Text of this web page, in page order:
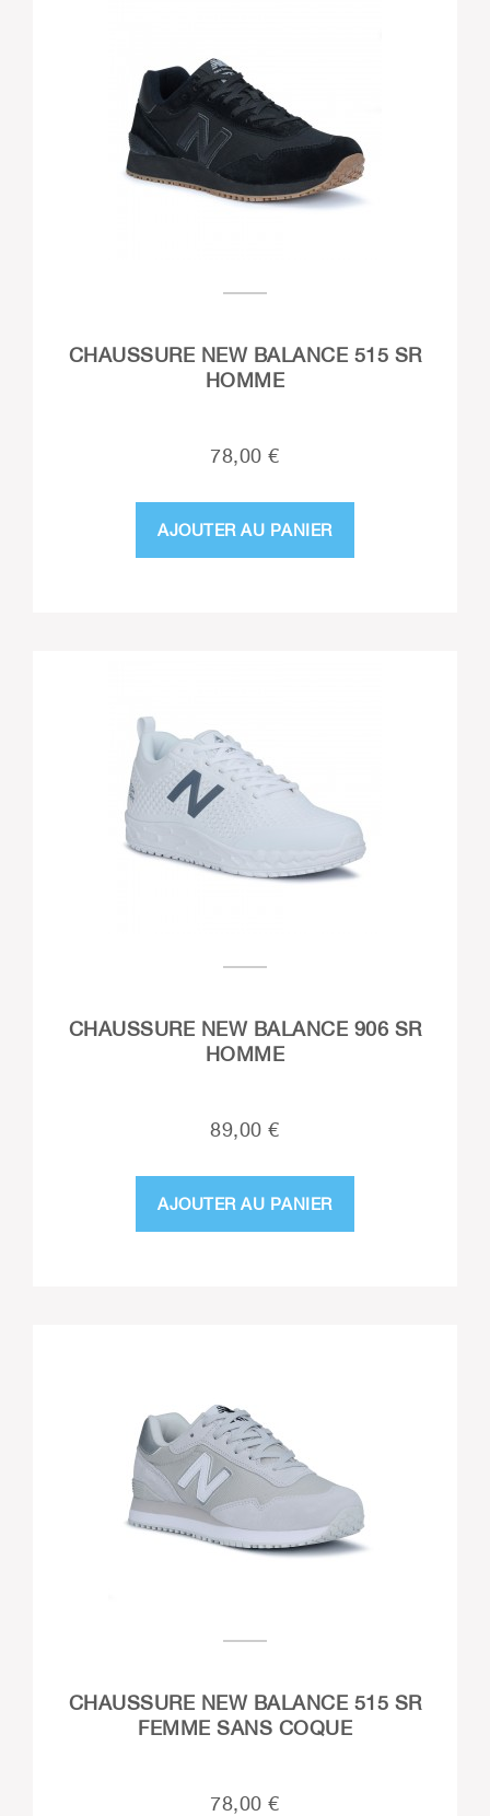
CHAUSSURE NEW BALANCE 515 SR
HOMME
78,00 €
AJOUTER AU PANIER
CHAUSSURE NEW BALANCE 906 SR
HOMME
89,00 €
AJOUTER AU PANIER
CHAUSSURE NEW BALANCE 515 SR
FEMME SANS COQUE
78,00 €